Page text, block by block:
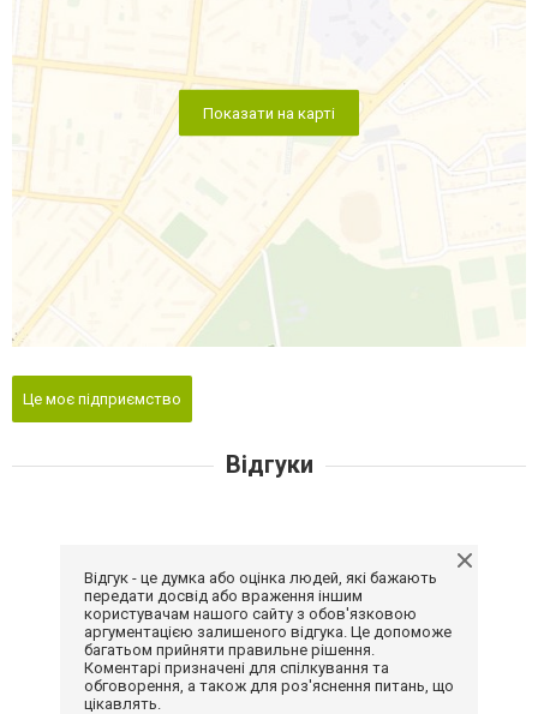
Показати на карті
Це моє підприємство
Відгуки
Відгук - це думка або оцінка людей, які бажають
передати досвід або враження іншим
користувачам нашого сайту з обов'язковою
аргументацією залишеного відгука. Це допоможе
багатьом прийняти правильне рішення.
Коментарі призначені для спілкування та
обговорення, а також для роз'яснення питань, що
цікавлять.